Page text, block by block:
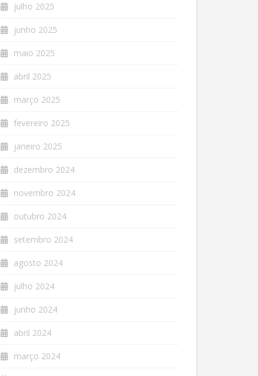
julho 2025
junho 2025
maio 2025
abril 2025
março 2025
fevereiro 2025
janeiro 2025
dezembro 2024
novembro 2024
outubro 2024
setembro 2024
agosto 2024
julho 2024
junho 2024
abril 2024
março 2024